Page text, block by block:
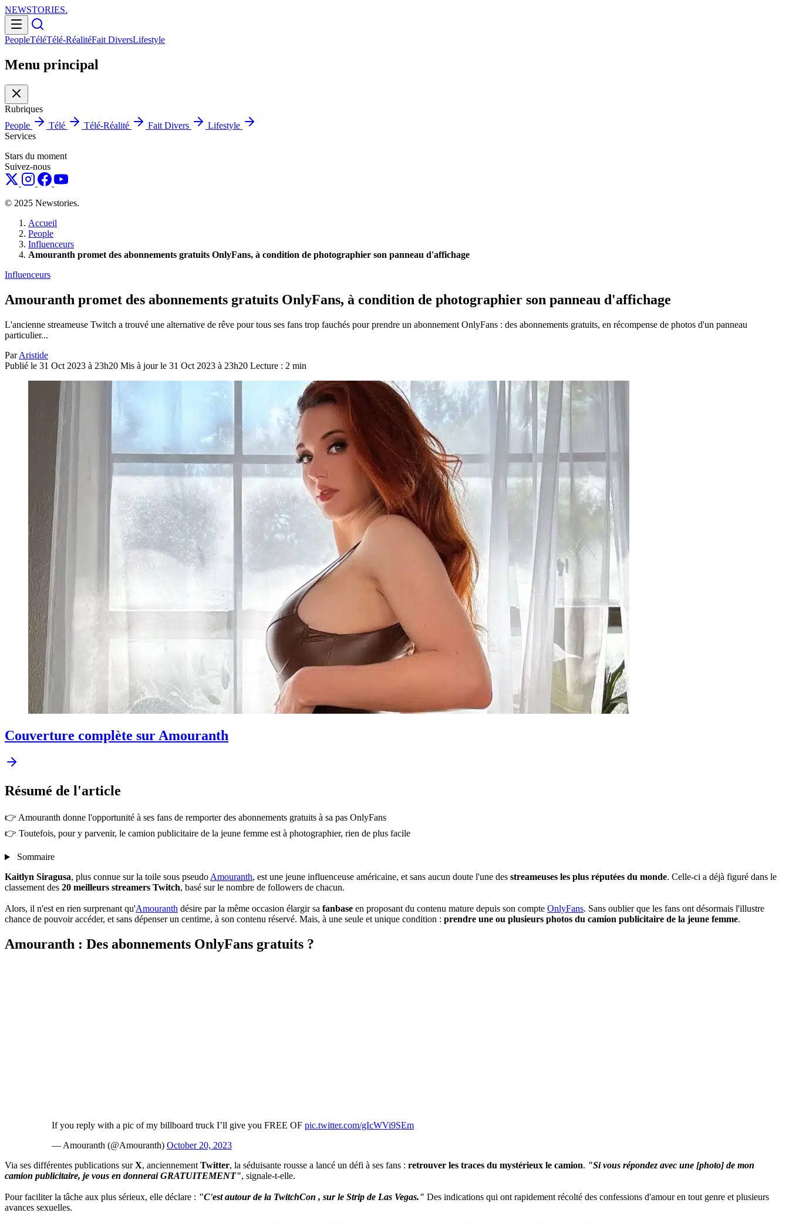
NEWSTORIES.
PeopleTéléTélé-RéalitéFait DiversLifestyle
Menu principal
Rubriques
People
Télé Télé-Réalité Fait Divers
Lifestyle
Services
Stars du moment
Suivez-nous
© 2025 Newstories.
Accueil
People
Influenceurs
Amouranth promet des abonnements gratuits OnlyFans, à condition de photographier son panneau d'affichage
Influenceurs
Amouranth promet des abonnements gratuits OnlyFans, à condition de photographier son panneau d'affichage
L'ancienne streameuse Twitch a trouvé une alternative de rêve pour tous ses fans trop fauchés pour prendre un abonnement OnlyFans : des abonnements gratuits, en récompense de photos d'un panneau
particulier...
ParAristide
Publié le 31 Oct 2023 à 23h20 Mis à jour le 31 Oct 2023 à 23h20 Lecture : 2 min
Couverture complète sur Amouranth
Résumé de l'article
👉 Amouranth donne l'opportunité à ses fans de remporter des abonnements gratuits à sa pas OnlyFans
👉 Toutefois, pour y parvenir, le camion publicitaire de la jeune femme est à photographier, rien de plus facile
Sommaire
Kaitlyn Siragusa, plus connue sur la toile sous pseudo Amouranth, est une jeune influenceuse américaine, et sans aucun doute l'une des streameuses les plus réputées du monde. Celle-ci a déjà figuré dans le
classement des 20 meilleurs streamers Twitch, basé sur le nombre de followers de chacun.
Alors, il n'est en rien surprenant qu'Amouranth désire par la même occasion élargir sa fanbase en proposant du contenu mature depuis son compte OnlyFans. Sans oublier que les fans ont désormais l'illustre
chance de pouvoir accéder, et sans dépenser un centime, à son contenu réservé. Mais, à une seule et unique condition : prendre une ou plusieurs photos du camion publicitaire de la jeune femme.
Amouranth : Des abonnements OnlyFans gratuits ?
If you reply with a pic of my billboard truck I’ll give you FREE OF pic.twitter.com/gIcWVi9SEm
— Amouranth (@Amouranth) October 20, 2023
Via ses différentes publications surX, anciennement Twitter, la séduisante rousse a lancé un défi à ses fans : retrouver les traces du mystérieux le camion. "Si vous répondez avec une [photo] de mon
camion publicitaire, je vous en donnerai GRATUITEMENT", signale-t-elle.
Pour faciliter la tâche aux plus sérieux, elle déclare : "C'est autour de la TwitchCon , sur le Strip de Las Vegas." Des indications qui ont rapidement récolté des confessions d'amour en tout genre et plusieurs
avances sexuelles.